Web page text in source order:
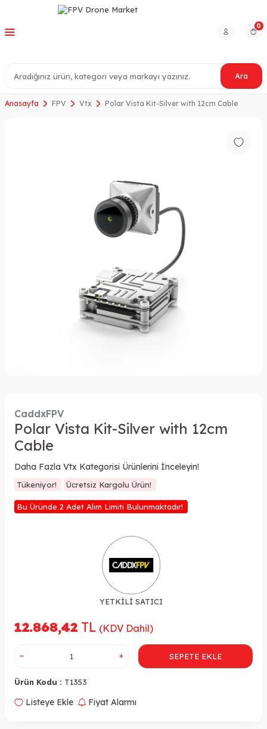
Ara
0
Anasayfa FPV Vtx Polar Vista Kit-Silver with 12cm Cable
CaddxFPV
Polar Vista Kit-Silver with 12cm
Cable
Daha Fazla Vtx Kategorisi Ürünlerini İnceleyin!
Tükeniyor! Ücretsiz Kargolu Ürün!
Bu Üründe 2 Adet Alım Limiti Bulunmaktadır!
YETKİLİ SATICI
12.868,42 TL (KDV Dahil)
SEPETE EKLE
Ürün Kodu : T1353
Listeye Ekle Fiyat Alarmı